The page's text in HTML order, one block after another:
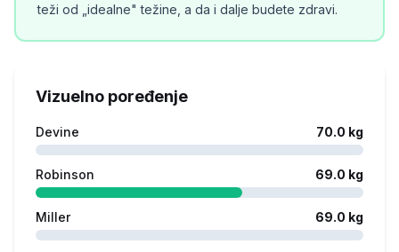
teži od „idealne" težine, a da i dalje budete zdravi.
Vizuelno poređenje
Devine 70.0 kg
Robinson 69.0 kg
Miller 69.0 kg